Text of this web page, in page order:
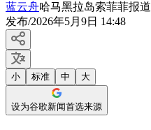
蓝云舟哈马黑拉岛索菲菲报道
发布/2026年5月9日 14:48
小 标准 中 大
设为谷歌新闻首选来源